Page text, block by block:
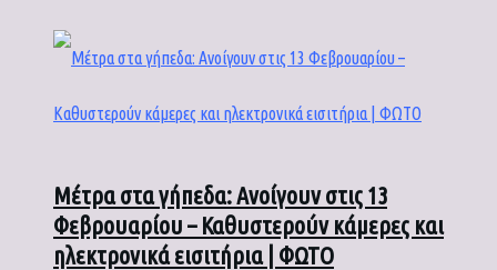
Μέτρα στα γήπεδα: Ανοίγουν στις 13
Φεβρουαρίου – Καθυστερούν κάμερες και
ηλεκτρονικά εισιτήρια | ΦΩΤΟ